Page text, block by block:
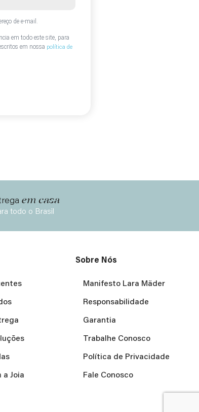
de e-mail.
em todo este site, para
em nossa política de
em casa
todo o Brasil
a Joia
Sobre Nós
Manifesto Lara Mäder
Responsabilidade
Garantia
Trabalhe Conosco
Política de Privacidade
Fale Conosco